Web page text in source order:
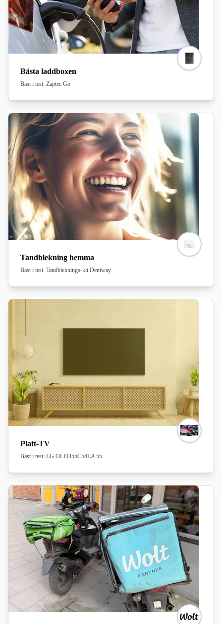
Bästa laddboxen
Bäst i test: Zaptec Go
Tandblekning hemma
Bäst i test: Tandbleknings-kit Dentway
Platt-TV
Bäst i test: LG OLED55C54LA 55